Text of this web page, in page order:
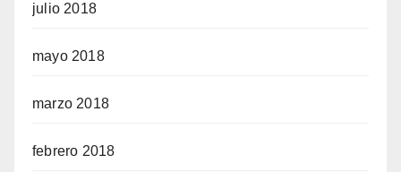
julio 2018
mayo 2018
marzo 2018
febrero 2018